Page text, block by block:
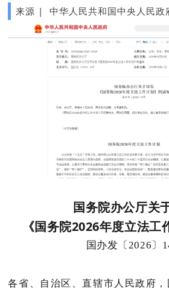
来源 | 中华人民共和国中央人民政
国务院办公厅关
《国务院2026年度立法工
国办发〔2026〕
各省、自治区、直辖市人民政府